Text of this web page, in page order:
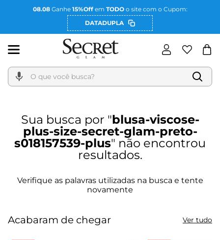
08.08Ganhe 15%Offem TODOo site com o Cupom:
DATADUPLA
O que você busca?
blusa-viscose-
plus-size-secret-glam-preto-
s018157539-plus
Acabaram de chegar Ver tudo